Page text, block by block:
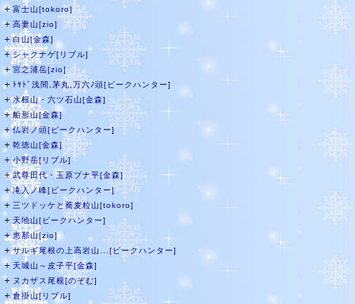
＋ 富士山[tokoro]
＋ 高妻山[zio]
＋白山[金森]
＋シャクナゲ[リブル]
＋ 宮之浦岳[zio]
＋ ﾄﾔﾄﾞ浅間,茅丸,万六ﾉ頭[ピークハンター]
＋水根山・六ツ石山[金森]
＋船形山[金森]
＋仏岩ノ頭[ピークハンター]
＋ 乾徳山[金森]
＋小野岳[リブル]
＋武尊田代・玉原ブナ平[金森]
＋滝入ノ峰[ピークハンター]
＋ 三ツドッケと蕎麦粒山[tokoro]
＋ 天地山[ピークハンター]
＋恵那山[zio]
＋サルギ尾根の上高岩山...[ピークハンター]
＋ 天城山～皮子平[金森]
＋ ヌカザス尾根[のぞむ]
＋倉掛山[リブル]